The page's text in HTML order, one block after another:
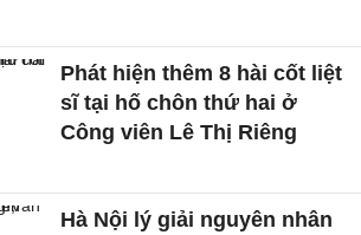
Phát hiện thêm 8 hài cốt liệt
sĩ tại hố chôn thứ hai ở
Công viên Lê Thị Riêng
Hà Nội lý giải nguyên nhân